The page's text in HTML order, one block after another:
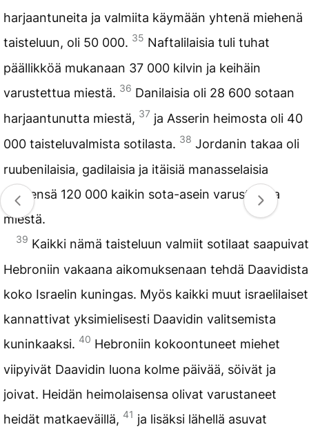
harjaantuneita ja valmiita käymään yhtenä miehenä
taisteluun, oli 50 000. 35 Naftalilaisia tuli tuhat
päällikköä mukanaan 37 000 kilvin ja keihäin
varustettua miestä. 36 Danilaisia oli 28 600 sotaan
harjaantunutta miestä, 37 ja Asserin heimosta oli 40
000 taisteluvalmista sotilasta. 38 Jordanin takaa oli
ruubenilaisia, gadilaisia ja itäisiä manasselaisia
yhteensä 120 000 kaikin sota-asein varustettua
miestä.
39 Kaikki nämä taisteluun valmiit sotilaat saapuivat
Hebroniin vakaana aikomuksenaan tehdä Daavidista
koko Israelin kuningas. Myös kaikki muut israelilaiset
kannattivat yksimielisesti Daavidin valitsemista
kuninkaaksi. 40 Hebroniin kokoontuneet miehet
viipyivät Daavidin luona kolme päivää, söivät ja
joivat. Heidän heimolaisensa olivat varustaneet
heidät matkaeväillä, 41 ja lisäksi lähellä asuvat